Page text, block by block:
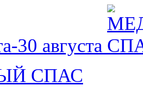
30 августа
СПАС